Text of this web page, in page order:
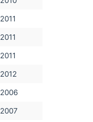
2011
2011
2011
2012
2006
2007